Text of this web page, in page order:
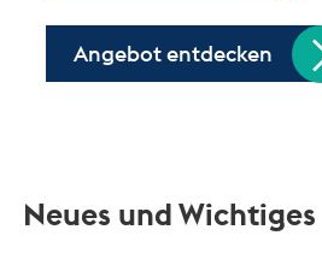
Angebot entdecken
Neues und Wichtiges